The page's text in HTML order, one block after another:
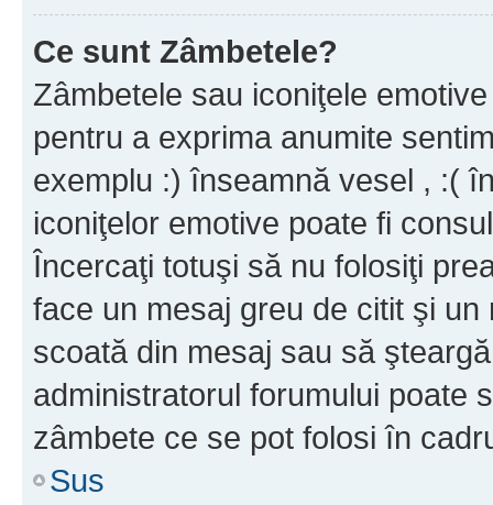
Ce sunt Zâmbetele?
Zâmbetele sau iconiţele
pentru a exprima anumite
exemplu :) înseamnă vesel , :(
iconiţelor emotive poate fi
Încercaţi totuşi să nu folosiţi
face un mesaj greu de citit şi
scoată din mesaj sau să
administratorul forumului poate
zâmbete ce se pot folosi în
Sus